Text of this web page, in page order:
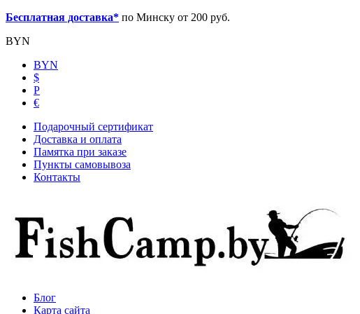
Бесплатная доставка* по Минску от 200 руб.
BYN
BYN
$
Р
€
Подарочный сертификат
Доставка и оплата
Памятка при заказе
Пункты самовывоза
Контакты
Блог
Карта сайта